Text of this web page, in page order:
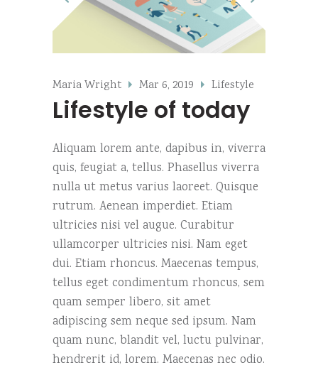
Maria Wright Mar 6, 2019 Lifestyle
Lifestyle of today
Aliquam lorem ante, dapibus in, viverra
quis, feugiat a, tellus. Phasellus viverra
nulla ut metus varius laoreet. Quisque
rutrum. Aenean imperdiet. Etiam
ultricies nisi vel augue. Curabitur
ullamcorper ultricies nisi. Nam eget
dui. Etiam rhoncus. Maecenas tempus,
tellus eget condimentum rhoncus, sem
quam semper libero, sit amet
adipiscing sem neque sed ipsum. Nam
quam nunc, blandit vel, luctu pulvinar,
hendrerit id, lorem. Maecenas nec odio.